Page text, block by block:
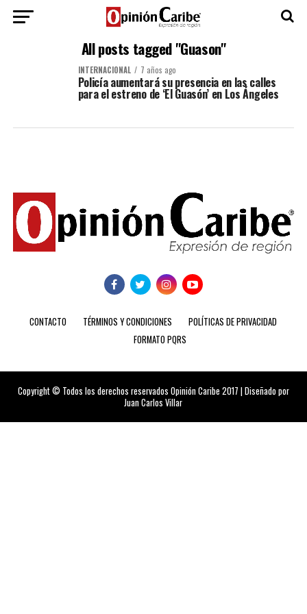
All posts tagged "Guason"
INTERNACIONAL 7 años ago
Policía aumentará su presencia en las calles
para el estreno de ‘El Guasón’ en Los Ángeles
CONTACTO TÉRMINOS Y CONDICIONES
POLÍTICAS DE PRIVACIDAD
FORMATO PQRS
Copyright © Todos los derechos reservados Opinión Caribe 2017 | Diseñado por
Juan Carlos Villar